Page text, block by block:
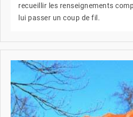
recueillir les renseignements
lui passer un coup de fil.